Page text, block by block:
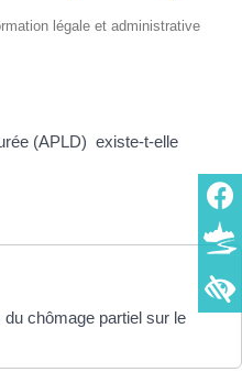
légale et administrative
(APLD) existe-t-elle
chômage partiel sur le